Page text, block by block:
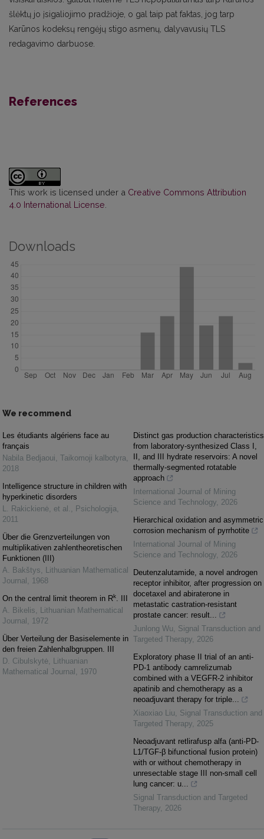
šlėktų jo įsigaliojimo pradžioje, o gal taip pat faktas, jog tarp
Karūnos kodeksų rengėjų stigo asmenų, dalyvavusių TLS
redagavimo darbuose.
References
This work is licensed under a Creative Commons Attribution
4.0 International License
Downloads
We recommend
Les étudiants algériens face au
français
Nabila Bedjaoui, Taikomoji kalbotyra,
2018
Intelligence structure in children with
hyperkinetic disorders
L. Rakickienė, et al. , Psichologija,
2011
Über die Grenzverteilungen von
multiplikativen zahlentheoretischen
Funktionen (III)
A. Bakštys, Lithuanian Mathematical
Journal , 1968
On the central limit theorem in Rk. III
A. Bikelis, Lithuanian Mathematical
Journal , 1972
Über Verteilung der Basiselemente in
den freien Zahlenhalbgruppen. III
D. Cibulskytė, Lithuanian
Mathematical Journal , 1970
Distinct gas production characteristics
from laboratory-synthesized Class I,
II, and III hydrate reservoirs: A novel
thermally-segmented rotatable
approach
International Journal of Mining
Science and Technology, 2026
Hierarchical oxidation and asymmetric
corrosion mechanism of pyrrhotite
International Journal of Mining
Science and Technology, 2026
Deutenzalutamide, a novel androgen
receptor inhibitor, after progression on
docetaxel and abiraterone in
metastatic castration-resistant
prostate cancer: result...
Junlong Wu, Signal Transduction and
Targeted Therapy, 2026
Exploratory phase II trial of an anti-
PD-1 antibody camrelizumab
combined with a VEGFR-2 inhibitor
apatinib and chemotherapy as a
neoadjuvant therapy for triple...
Xiaoxiao Liu, Signal Transduction and
Targeted Therapy, 2025
Neoadjuvant retlirafusp alfa (anti-PD-
L1/TGF-β bifunctional fusion protein)
with or without chemotherapy in
unresectable stage III non-small cell
lung cancer: u...
Signal Transduction and Targeted
Therapy, 2026